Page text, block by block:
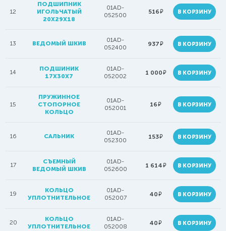
12
ПОДШИПНИК
ИГОЛЬЧАТЫЙ
20X29X18
01AD-
052500
516руб. В КОРЗИНУ
13 ВЕДОМЫЙ ШКИВ
01AD-
052400
937руб. В КОРЗИНУ
14
ПОДШИНИК
17X30X7
01AD-
052002
1 000руб. В КОРЗИНУ
15
ПРУЖИННОЕ
СТОПОРНОЕ
КОЛЬЦО
01AD-
052001
16руб. В КОРЗИНУ
16 САЛЬНИК
01AD-
052300
153руб. В КОРЗИНУ
17
СЪЕМНЫЙ
ВЕДОМЫЙ ШКИВ
01AD-
052600
1 614руб. В КОРЗИНУ
19
КОЛЬЦО
УПЛОТНИТЕЛЬНОЕ
01AD-
052007
40руб. В КОРЗИНУ
20
КОЛЬЦО
УПЛОТНИТЕЛЬНОЕ
01AD-
052008
40руб. В КОРЗИНУ